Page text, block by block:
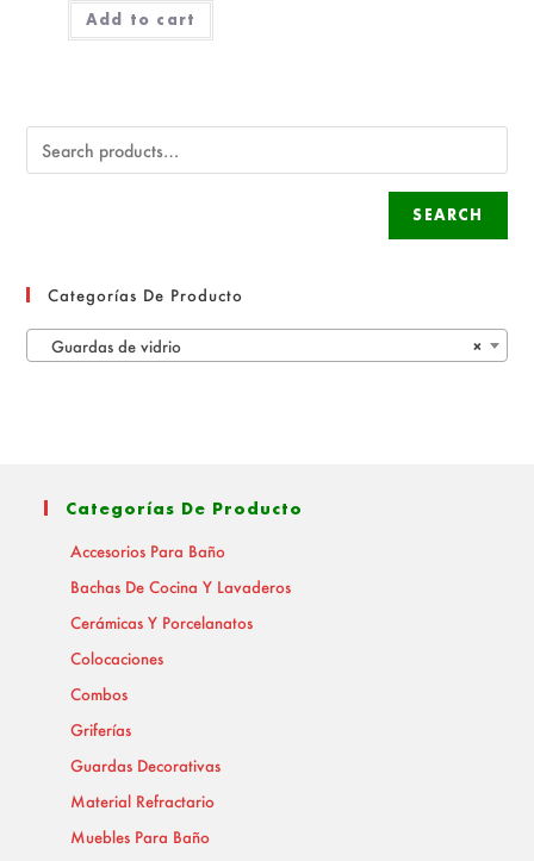
Add to cart
SEARCH
Categorías De Producto
×
Guardas de vidrio
Categorías De Producto
Accesorios Para Baño
Bachas De Cocina Y Lavaderos
Cerámicas Y Porcelanatos
Colocaciones
Combos
Griferías
Guardas Decorativas
Material Refractario
Muebles Para Baño